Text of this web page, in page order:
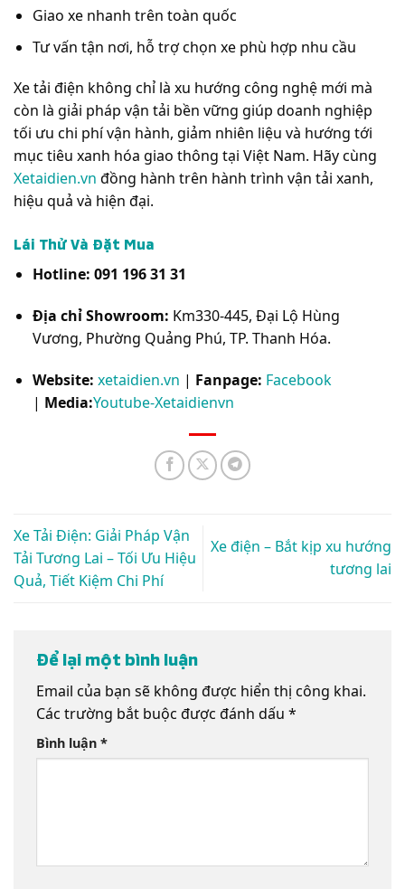
Giao xe nhanh trên toàn quốc
Tư vấn tận nơi, hỗ trợ chọn xe phù hợp nhu cầu
Xe tải điện không chỉ là xu hướng công nghệ mới mà
còn là giải pháp vận tải bền vững giúp doanh nghiệp
tối ưu chi phí vận hành, giảm nhiên liệu và hướng tới
mục tiêu xanh hóa giao thông tại Việt Nam. Hãy cùng
Xetaidien.vn đồng hành trên hành trình vận tải xanh,
hiệu quả và hiện đại.
Lái Thử Và Đặt Mua
Hotline: 091 196 31 31
Địa chỉ Showroom: Km330-445, Đại Lộ Hùng
Vương, Phường Quảng Phú, TP. Thanh Hóa.
Website: xetaidien.vn | Fanpage: Facebook
| Media:Youtube-Xetaidienvn
Xe Tải Điện: Giải Pháp Vận
Tải Tương Lai – Tối Ưu Hiệu
Quả, Tiết Kiệm Chi Phí
Xe điện – Bắt kịp xu hướng
tương lai
Để lại một bình luận
Email của bạn sẽ không được hiển thị công khai.
Các trường bắt buộc được đánh dấu *
Bình luận *